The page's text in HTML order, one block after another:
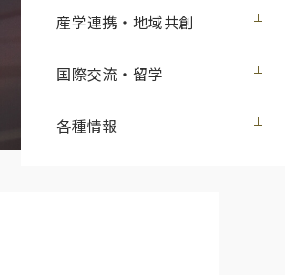
産学連携・地域共創
国際交流・留学
各種情報